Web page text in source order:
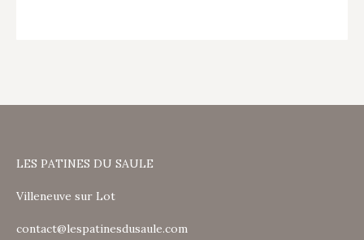
LES PATINES DU SAULE
Villeneuve sur Lot
contact@lespatinesdusaule.com